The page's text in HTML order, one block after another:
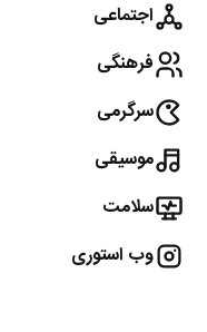
اجتماعی
فرهنگی
سرگرمی
موسیقی
سلامت
وب استوری